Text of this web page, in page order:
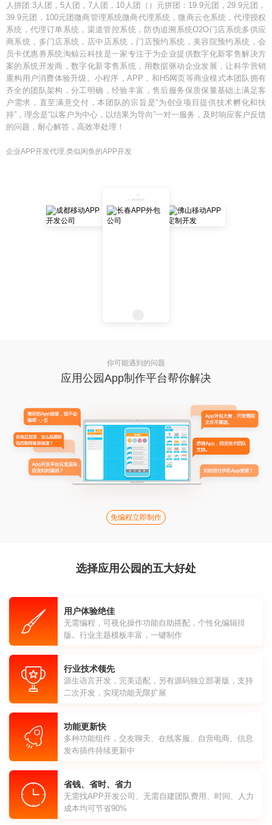
人拼团:3人团，5人团，7人团，10人团（）元拼团：19.9元团，29.9元团，
39.9元团，100元团微商管理系统微商代理系统，微商云仓系统，代理授权
系统，代理订单系统，渠道管控系统，防伪追溯系统O2O门店系统多供应
商系统，多门店系统，店中店系统，门店预约系统，美容院预约系统，会
员卡优惠券系统淘鲸云科技是一家专注于为企业提供数字化新零售解决方
案的系统开发商，数字化新零售系统，用数据驱动企业发展，让科学营销
重构用户消费体验升级。小程序，APP，和H5网页等商业模式本团队拥有
齐全的团队架构，分工明确，经验丰富，售后服务保质保量基础上满足客
户需求，直至满意交付，本团队的宗旨是“为创业项目提供技术孵化和扶
持”，理念是“以客户为中心，以结果为导向”一对一服务，及时响应客户反馈
的问题，耐心解答，高效率处理！
企业APP开发代理,类似闲鱼的APP开发
你可能遇到的问题
应用公园App制作平台帮你解决
免编程立即制作
选择应用公园的五大好处
用户体验绝佳
无需编程，可视化操作功能自助搭配，个性化编辑排
版。行业主题模板丰富，一键制作
行业技术领先
源生语言开发，完美适配，另有源码独立部署版，支持
二次开发，实现功能无限扩展
功能更新快
多种功能组件，交友聊天、在线客服、自营电商、信息
发布插件持续更新中
省钱、省时、省力
无需找APP开发公司、无需自建团队费用、时间、人力
成本均可节省90%